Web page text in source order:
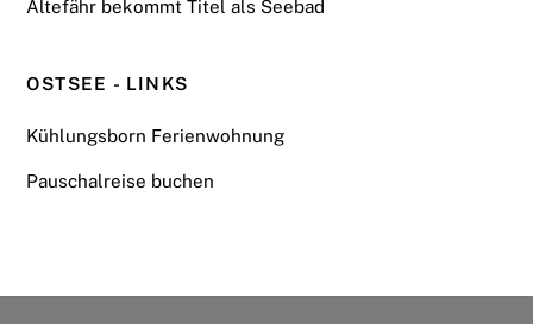
Altefähr bekommt Titel als Seebad
OSTSEE - LINKS
Kühlungsborn Ferienwohnung
Pauschalreise buchen